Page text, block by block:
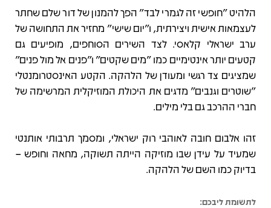
הלהיט "חופשי זה לגמרי לבד" הפך להמנון של דור שלם שחתר
לעצמאות אישית ויצירתית, ו"יום שישי" מחזיר את התחושה של
ערב ישראלי קלאסי. לצד השירים הסוחפים, מופיעים גם
קטעים יותר אינטימיים כמו "מים שקטים" ו"פנים אל מול פנים"
שמציגים צד רגשי ומעודן של הלהקה. הקטע האינסטרומנטלי
"שוטרים וגנבים" מדגים את היכולת המוזיקלית המרשימה של
חברי ההרכב גם בלי מילים.
זהו אלבום חובה לאוהבי רוק ישראלי, ומסמך תרבותי אותנטי
שמעיד על עידן שבו מוזיקה הייתה תשוקה, מחאה וחופש –
בדיוק כמו השם של הלהקה.
לתשומת ליבכם: